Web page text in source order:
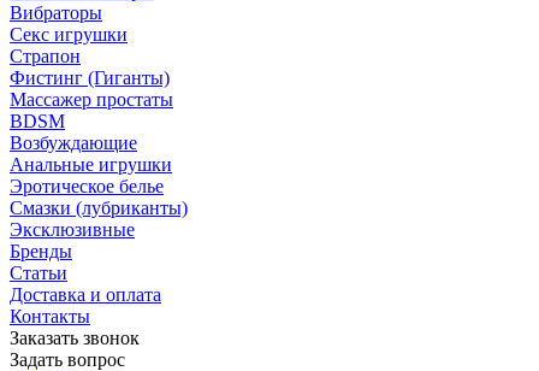
Вибраторы
Секс игрушки
Страпон
Фистинг (Гиганты)
Массажер простаты
BDSM
Возбуждающие
Анальные игрушки
Эротическое белье
Смазки (лубриканты)
Эксклюзивные
Бренды
Статьи
Доставка и оплата
Контакты
Заказать звонок
Задать вопрос